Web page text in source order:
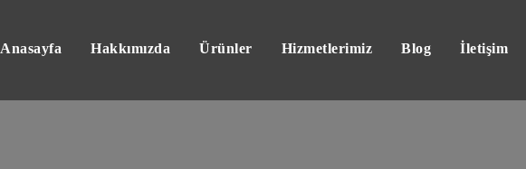
Anasayfa Hakkımızda Ürünler Hizmetlerimiz Blog İletişim